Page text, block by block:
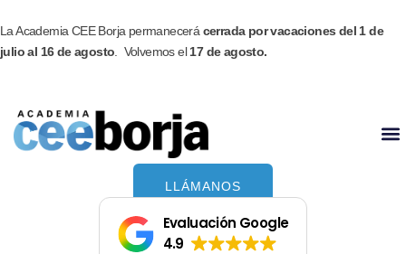
contenido
La Academia CEE Borja permanecerá cerrada por vacaciones del 1 de
julio al 16 de agosto . Volvemos el17 de agosto.
LLÁMANOS
Evaluación Google
4.9